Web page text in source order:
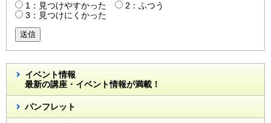
1：見つけやすかった
2：ふつう
3：見つけにくかった
送信
イベント情報
最新の講座・イベント情報が満載！
パンフレット